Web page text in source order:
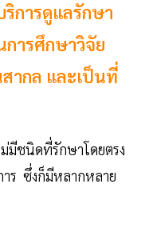
การดูแลรักษา
ารศึกษาวิจัย
ากล และเป็นที่
มีชนิดที่รักษาโดยตรง
าร ซึ่งก็มีหลากหลาย